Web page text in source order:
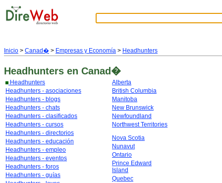
Inicio > Canad� > Empresas y Economía > Headhunters
Headhunters en Canad�
Headhunters
Headhunters - asociaciones
Headhunters - blogs
Headhunters - chats
Headhunters - clasificados
Headhunters - cursos
Headhunters - directorios
Headhunters - educación
Headhunters - empleo
Headhunters - eventos
Headhunters - foros
Headhunters - guías
Alberta
British Columbia
Manitoba
New Brunswick
Newfoundland
Northwest Territories
Nova Scotia
Nunavut
Ontario
Prince Edward
Island
Quebec